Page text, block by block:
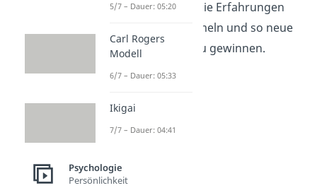
kann es helfen, die Erfahrungen
anderer zu sammeln und so neue
Informationen zu gewinnen.
5/7 – Dauer: 05:20
Carl Rogers
Modell
6/7 – Dauer: 05:33
Ikigai
7/7 – Dauer: 04:41
Psychologie
Persönlichkeit